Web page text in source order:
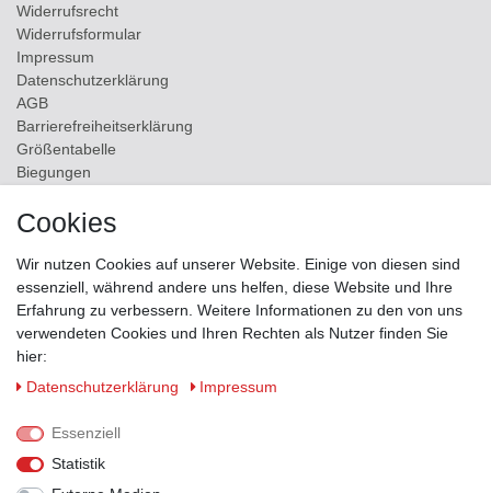
Widerrufs­recht
Widerrufs­formular
Impressum
Daten­schutz­erklärung
AGB
Barrierefreiheitserklärung
Größentabelle
Biegungen
Kontakt
ZAHLUNGSMÖGLICHKEITEN
Cookies
Wir nutzen Cookies auf unserer Website. Einige von diesen sind
essenziell, während andere uns helfen, diese Website und Ihre
Erfahrung zu verbessern. Weitere Informationen zu den von uns
verwendeten Cookies und Ihren Rechten als Nutzer finden Sie
hier:
Daten­schutz­erklärung
Impressum
Essenziell
Statistik